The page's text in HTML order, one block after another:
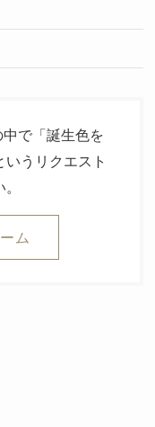
で「誕生色を
うリクエスト
ム